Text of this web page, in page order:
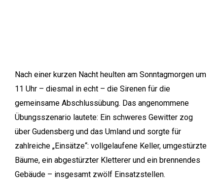
Nach einer kurzen Nacht heulten am Sonntagmorgen um
11 Uhr – diesmal in echt – die Sirenen für die
gemeinsame Abschlussübung. Das angenommene
Übungsszenario lautete: Ein schweres Gewitter zog
über Gudensberg und das Umland und sorgte für
zahlreiche „Einsätze“: vollgelaufene Keller, umgestürzte
Bäume, ein abgestürzter Kletterer und ein brennendes
Gebäude – insgesamt zwölf Einsatzstellen.